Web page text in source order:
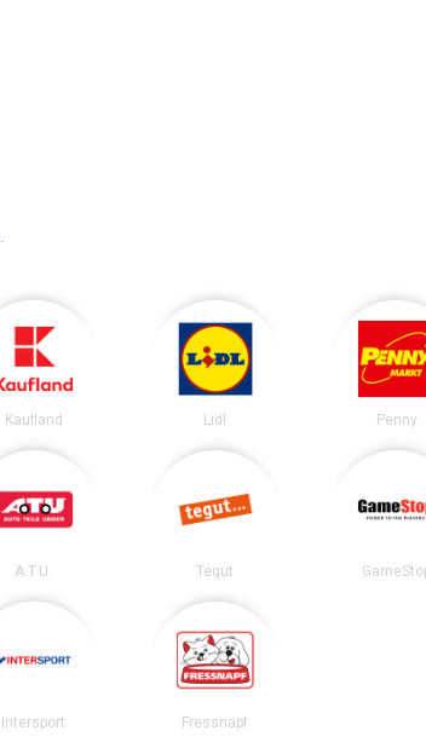
.
Kaufland Lidl Penny
A.T.U. Tegut
Intersport Fressnapf